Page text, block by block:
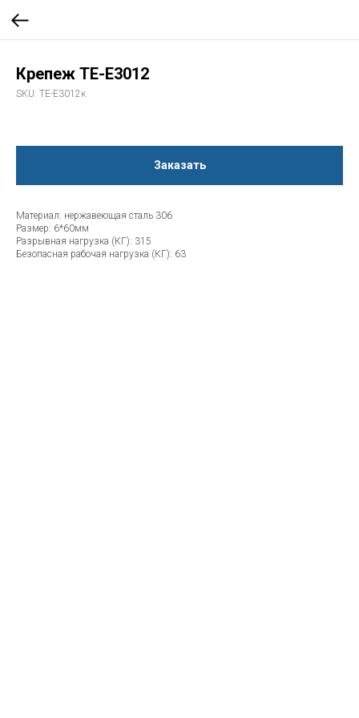
Крепеж TE-E3012
SKU: TE-E3012к
Заказать
Материал: нержавеющая сталь 306
Размер: 6*60мм
Разрывная нагрузка (КГ): 315
Безопасная рабочая нагрузка (КГ): 63